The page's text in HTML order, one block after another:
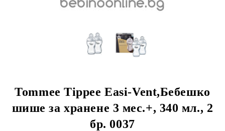
Tommee Tippee Easi-Vent,Бебешко
шише за хранене 3 мес.+, 340 мл., 2
бр. 0037